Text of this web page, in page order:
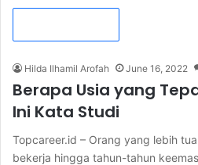
Hilda Ilhamil Arofah June 16, 2022
Berapa Usia yang
Ini Kata Studi
Topcareer.id – Orang yang lebih
bekerja hingga tahun-tahun